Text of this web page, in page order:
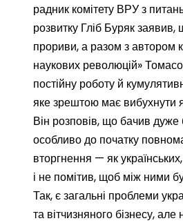
радник комітету ВРУ з
розвитку Гліб Буряк заявив,
прориви, а разом з автором
наукових революцій»
постійну роботу й
яке зрештою має вибухнути
Він розповів, що бачив дуже
особливо до початку
вторгнення — як
і не помітив, щоб між ними
Так, є загальні проблеми
та вітчизняного бізнесу, але